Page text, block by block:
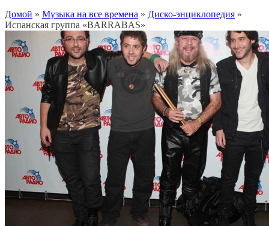
Домой » Музыка на все времена » Диско-энциклопедия »
Испанская группа «BARRABAS»